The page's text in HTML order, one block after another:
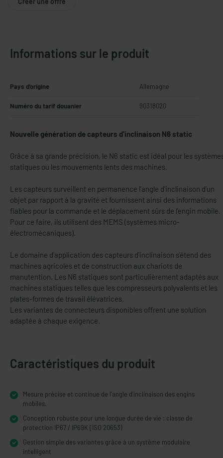
Informations sur le produit
Pays d'origine Allemagne
Numéro du tarif douanier 90318020
Nouvelle génération de capteurs d'inclinaison N6 static
Grâce à sa grande précision, le N6 static est idéal pour les
statiques ou les mouvements lents des machines.
Les capteurs surveillent en permanence l'angle d'inclinaison d'un
objet par rapport à la gravité et fournissent ainsi des informations
fiables pour la commande et le déplacement sûrs de l'engin mobile.
Pour ce faire, ils utilisent des MEMS (systèmes micro-
électromécaniques).
Le domaine d'application des capteurs d'inclinaison s'étend des
machines agricoles et de construction aux chariots de
manutention. Les N6 statiques sont particulièrement adaptés aux
machines statiques telles que les compresseurs polyvalents et les
plates-formes de travail élévatrices.
Les variantes de connecteurs disponibles offrent une solution
adaptée à chaque exigence.
Caractéristiques du produit
Mesure précise et continue de l'angle d'inclinaison des engins
mobiles.
Conception robuste pour une longue durée de vie : classe de
protection IP67 / IP69K [ISO 20653)
Gestion simple des variantes grâce à un système modulaire
intelligent